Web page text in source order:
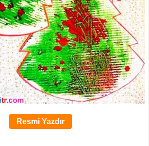
Resmi Yazdır